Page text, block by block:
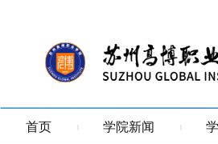
首页 学院新闻